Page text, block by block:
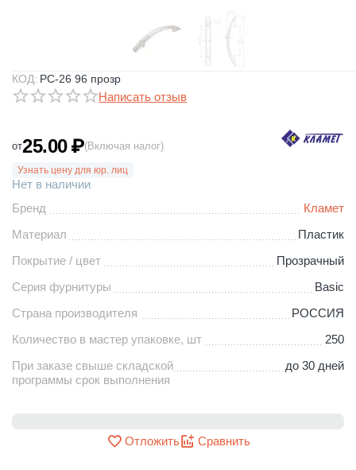
КОД: РС-26 96 прозр
Написать отзыв
от25.00₽(Включая налог)
Узнать цену для юр. лиц
Нет в наличии
Бренд
Кламет
Материал
Пластик
Покрытие / цвет
Прозрачный
Серия фурнитуры
Basic
Страна производителя
РОССИЯ
Количество в мастер упаковке, шт
250
При заказе свыше складской
программы срок выполнения
до 30 дней
Отложить Сравнить